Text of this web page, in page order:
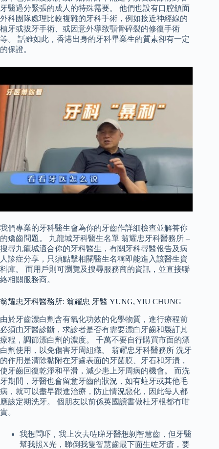
牙醫過分緊張的成人的特殊需要。 他們也設有口腔頜面
外科團隊處理比較複雜的牙科手術，例如接近神經線的
植牙或拔牙手術、或因意外導致顎骨碎裂的修復手術
等。 話雖如此，香港出身的牙科畢業生的質素卻有一定
的保證。
我們專業的牙科醫生會為你的牙齒作詳細檢查並解答你
的矯齒問題。 九龍城牙科醫生名單 翁耀忠牙科醫務所 –
搜尋九龍城適合你的牙科醫生，有關牙科尋醫報告及病
人診症分享，只須點擊相關醫生名稱即能進入該醫生資
料庫。 而用戶則可瀏覽及搜尋服務商的資訊，並直接聯
絡相關服務商。
翁耀忠牙科醫務所: 翁耀忠 牙醫 YUNG, YIU CHUNG
由於牙齒漂白劑含有氧化功效的化學物質，進行療程前
必須由牙醫診斷，求診者是否有需要漂白牙齒和製訂其
療程，調節漂白劑的濃度。 千萬不要自行購買市面的漂
白劑使用，以免傷害牙周組織。 翁耀忠牙科醫務所 洗牙
的作用是清除黏附在牙齒表面的牙菌膜、牙石和牙漬，
使牙齒回復乾淨和平滑，減少患上牙周病的機會。 而洗
牙期間，牙醫也會留意牙齒的狀況，如有蛀牙或其他毛
病，就可以盡早跟進治療，防止情況惡化，因此每人都
應該定期洗牙。 個朋友以前係英國讀書做杜牙根都冇咁
貴。
我想問吓，我上次去咗睇牙醫想剝智慧齒，但牙醫
幫我照X光，睇倒我隻智慧齒最下面生咗牙瘡，要